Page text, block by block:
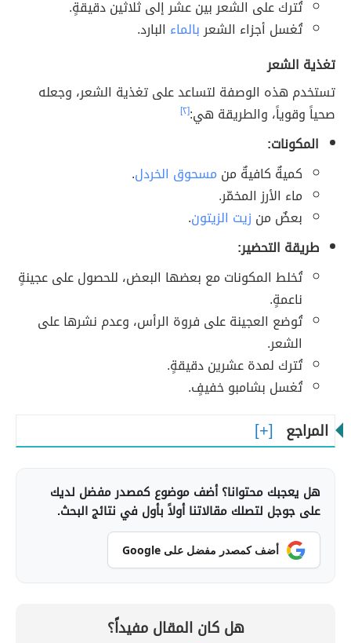
تُترك على الشعر بين عشر إلى ثلاثين دقيقةٍ.
تُغسل أجزاء الشعربالماء البارد.
تغذية الشعر
تستخدم هذه الوصفة لتساعد على تغذية الشعر، وجعله
صحياً وقوياً، والطريقة هي:[٢]
المكونات:
كميةٌ كافيةٌ من مسحوق الخردل.
ماء الأرز المخمّر.
بعضٌ من زيت الزيتون.
طريقة التحضير:
تُخلط المكونات مع بعضها البعض، للحصول على عجينةٍ
ناعمةٍ.
تُوضع العجينة على فروة الرأس، وعدم نشرها على
الشعر.
تُترك لمدة عشرين دقيقةٍ.
تُغسل بشامبو خفيفٍ.
المراجع
هل يعجبك محتوانا؟ أضف موضوع كمصدر مفضل لديك
على جوجل لتصلك مقالاتنا أولاً بأول في نتائج البحث.
أضف كمصدر مفضل على Google
هل كان المقال مفيداً؟